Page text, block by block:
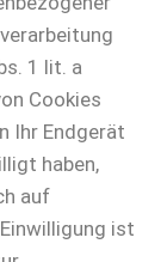
1 lit. a
Cookies
Ihr Endgerät
haben,
auf
ist